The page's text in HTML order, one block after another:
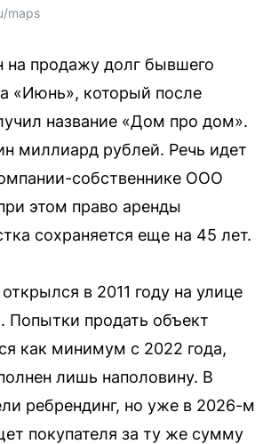
maps
на продажу долг бывшего
«Июнь», который после
название «Дом про дом».
миллиард рублей. Речь идет
собственнике ООО
этом право аренды
сохраняется еще на 45 лет.
в 2011 году на улице
Попытки продать объект
как минимум с 2022 года,
лишь наполовину. В
ребрендинг, но уже в 2026-м
покупателя за ту же сумму